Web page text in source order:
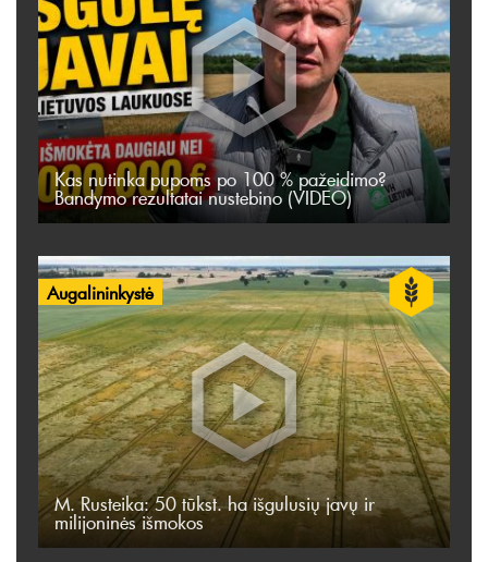
Kas nutinka pupoms po 100 % pažeidimo?
Bandymo rezultatai nustebino (VIDEO)
Augalininkystė
M. Rusteika: 50 tūkst. ha išgulusių javų ir
milijoninės išmokos